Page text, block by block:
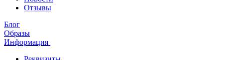
Отзывы
Блог
Образы
Информация